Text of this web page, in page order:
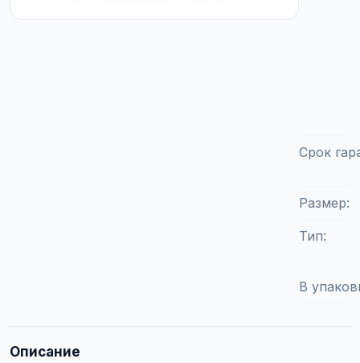
Срок
Размер
Тип
В
Описание